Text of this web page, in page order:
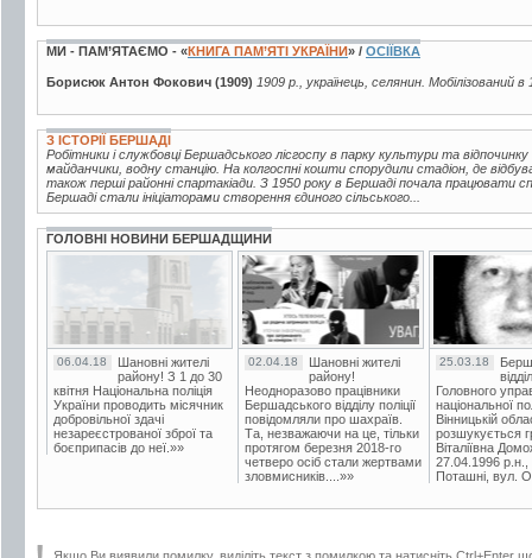
МИ - ПАМ’ЯТАЄМО - «КНИГА ПАМ’ЯТІ УКРАЇНИ» / ОСІЇВКА
Борисюк Антон Фокович (1909) 1909 р., українець, селянин. Мобілізований
З ІСТОРІЇ БЕРШАДІ
Робітники і службовці Бершадського лісгоспу в парку культури та
майданчики, водну станцію. На колгоспні кошти спорудили стадіон, де
також перші районні спартакіади. З 1950 року в Бершаді почала працювати
Бершаді стали ініціаторами створення єдиного сільського...
ГОЛОВНІ НОВИНИ БЕРШАДЩИНИ
06.04.18
Шановні жителі
району! З 1 до 30
квітня Національна поліція
України проводить місячник
добровільної здачі
незареєстрованої зброї та
боєприпасів до неї.»»
02.04.18
Шановні жителі
району!
Неодноразово працівники
Бершадського відділу поліції
повідомляли про шахраїв.
Та, незважаючи на це, тільки
протягом березня 2018-го
четверо осіб стали жертвами
зловмисників....»»
25.03.18
Головного
національної
Вінницькій
розшукується
Віталіївна
27.04.1996 р.н.,
Поташні, вул.